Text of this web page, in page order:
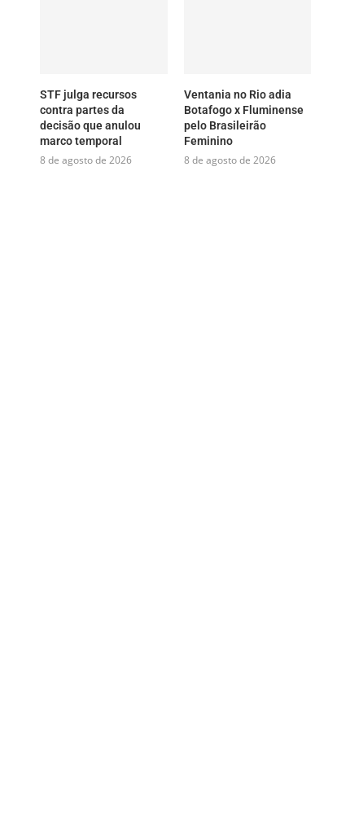
STF julga recursos
contra partes da
decisão que anulou
marco temporal
8 de agosto de 2026
Ventania no Rio adia
Botafogo x Fluminense
pelo Brasileirão
Feminino
8 de agosto de 2026